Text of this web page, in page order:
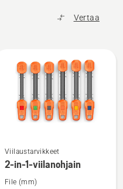
Vertaa
lisätietoja
tuotteesta
Viilaustarvikkeet
2-in-1-viilanohjain
File (mm)